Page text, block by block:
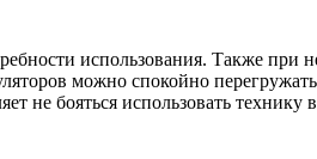
использования. Также при
можно спокойно перегружать
не бояться использовать